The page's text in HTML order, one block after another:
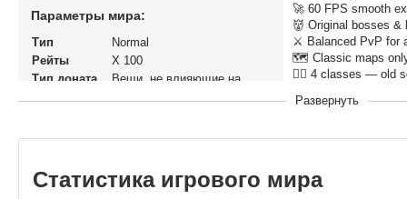
Параметры мира:
Тип
Normal
Рейты
X 100
Тип доната
Вещи, не влияющие на
🚀 60 FPS smooth
👹 Original bosses &
⚔️ Balanced PvP for
🗺️ Classic maps
🧙‍♂️ 4 classes — old
Развернуть
Статистика игрового мира